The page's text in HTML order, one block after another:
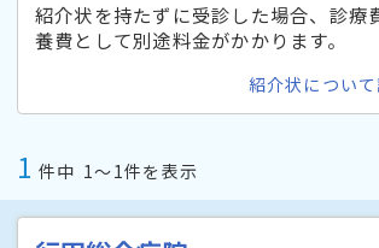
紹介状を持たずに受診した場合、診療
養費として別途料金がかかります。
紹介状につい
1 件中 1〜1件を表示